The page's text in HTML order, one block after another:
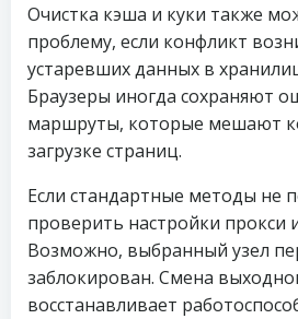
Очистка кэша и куки также
проблему, если конфликт
устаревших данных в
Браузеры иногда сохраняют
маршруты, которые мешают
загрузке страниц.
Если стандартные методы не
проверить настройки прокси
Возможно, выбранный узел
заблокирован. Смена
восстанавливает